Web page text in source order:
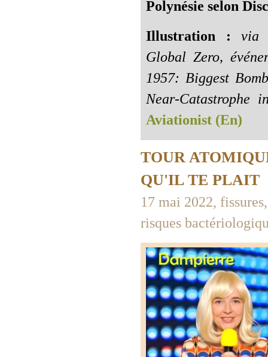
Polynésie selon
Illustration : via
Global Zero,
1957: Biggest
Near-
Aviationist (En)
TOUR
QU'IL TE PLAIT
17 mai 2022,
risques